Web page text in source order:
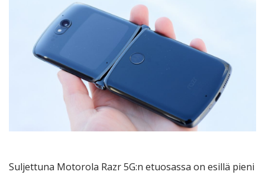
Suljettuna Motorola Razr 5G:n etuosassa on esillä pieni